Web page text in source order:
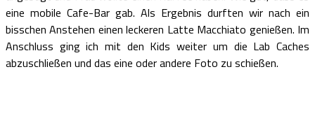
eine mobile Cafe-Bar gab. Als Ergebnis durften wir nach ein
bisschen Anstehen einen leckeren Latte Macchiato genießen. Im
Anschluss ging ich mit den Kids weiter um die Lab Caches
abzuschließen und das eine oder andere Foto zu schießen.